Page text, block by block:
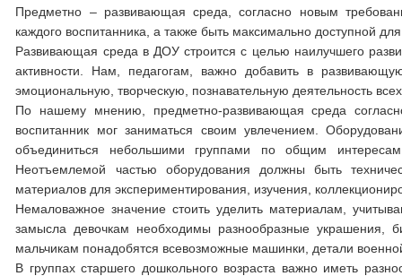
Предметно – развивающая среда, согласно новым
каждого воспитанника, а также быть максимально доступной
Развивающая среда в ДОУ строится с целью наилучшего
активности. Нам, педагогам, важно добавить в
эмоциональную, творческую, познавательную деятельность
По нашему мнению, предметно-развивающая среда
воспитанник мог заниматься своим увлечением.
объединиться небольшими группами по общим
Неотъемлемой частью оборудования должны быть
материалов для экспериментирования, изучения,
Немаловажное значение стоить уделить материалам,
замысла девочкам необходимы разнообразные украшения,
мальчикам понадобятся всевозможные машинки, детали
В группах старшего дошкольного возраста важно иметь